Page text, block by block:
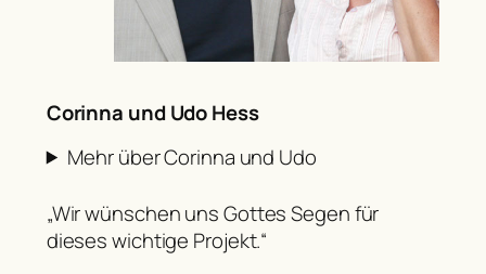
Corinna und Udo Hess
Mehr über Corinna und Udo
„Wir wünschen uns Gottes Segen für
dieses wichtige Projekt.“